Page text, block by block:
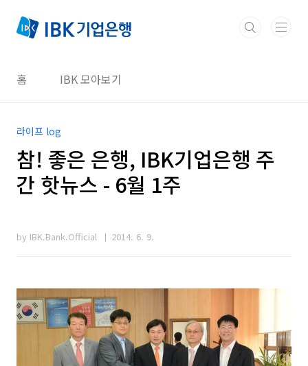
홈 IBK 모아보기
라이프 log
참! 좋은 은행, IBK기업은행 주
간 핫뉴스 - 6월 1주
by IBK.Bank.Official 2014. 6. 9.